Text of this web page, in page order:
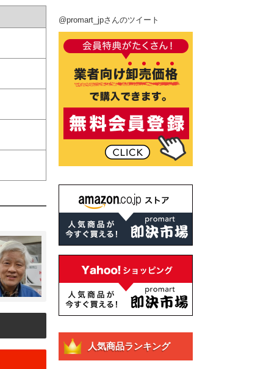
@promart_jpさんのツイート
人気商品ランキング